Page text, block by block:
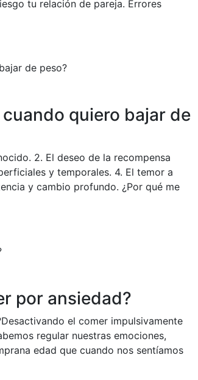
tu relación de pareja. Errores
quiero bajar de
2. El deseo de la recompensa
y temporales. 4. El temor a
y cambio profundo. ¿Por qué me
por ansiedad?
el comer impulsivamente
regular nuestras emociones,
edad que cuando nos sentíamos